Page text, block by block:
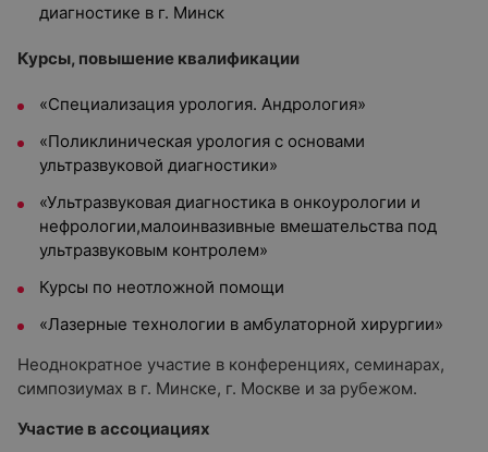
диагностике в г. Минск
Курсы, повышение квалификации
«Специализация урология. Андрология»
«Поликлиническая урология с основами
ультразвуковой диагностики»
«Ультразвуковая диагностика в онкоурологии и
нефрологии,малоинвазивные вмешательства под
ультразвуковым контролем»
Курсы по неотложной помощи
«Лазерные технологии в амбулаторной хирургии»
Неоднократное участие в конференциях, семинарах,
симпозиумах в г. Минске, г. Москве и за рубежом.
Участие в ассоциациях